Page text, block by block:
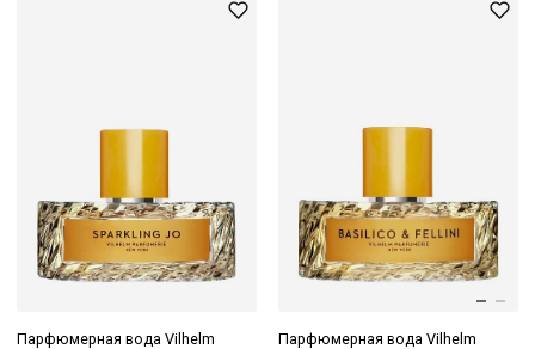
Парфюмерная вода Vilhelm
Парфюмерная вода Vilhelm